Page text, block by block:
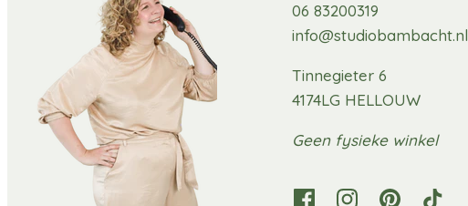
06 83200319
info@studiobambacht.nl
Tinnegieter 6
4174LG HELLOUW
Geen fysieke winkel